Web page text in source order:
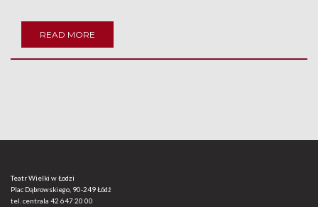
READ MORE
Teatr Wielki w Łodzi
Plac Dąbrowskiego, 90-249 Łódź
tel. centrala 42 647 20 00